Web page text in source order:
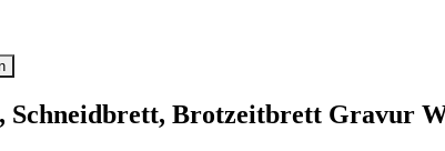
Schneidbrett, Brotzeitbrett Gravur